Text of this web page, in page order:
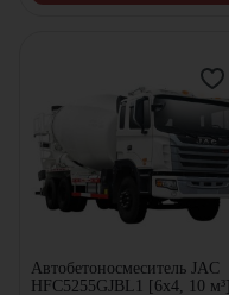
Автобетоносмеситель JAC
HFC5255GJBL1 [6x4, 10 м³]